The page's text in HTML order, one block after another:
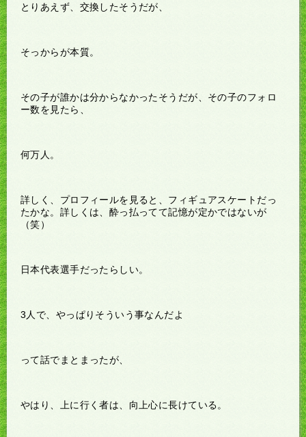
とりあえず、交換したそうだが、
そっからが本質。
その子が誰かは分からなかったそうだが、その子のフォロ
ー数を見たら、
何万人。
詳しく、プロフィールを見ると、フィギュアスケートだっ
たかな。詳しくは、酔っ払ってて記憶が定かではないが
（笑）
日本代表選手だったらしい。
3人で、やっぱりそういう事なんだよ
って話でまとまったが、
やはり、上に行く者は、向上心に長けている。